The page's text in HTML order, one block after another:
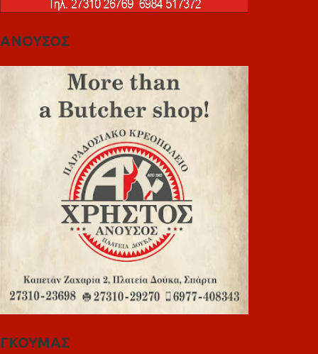
ΑΝΟΥΣΟΣ
ΓΚΟΥΜΑΣ